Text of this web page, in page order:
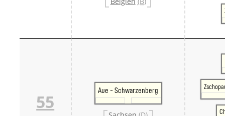
55
Aue - Schwarzenberg